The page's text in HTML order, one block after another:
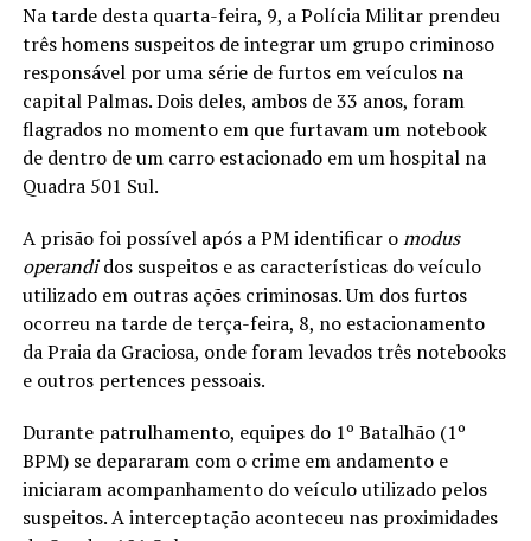
Na tarde desta quarta-feira, 9, a Polícia Militar prendeu
três homens suspeitos de integrar um grupo criminoso
responsável por uma série de furtos em veículos na
capital Palmas. Dois deles, ambos de 33 anos, foram
flagrados no momento em que furtavam um notebook
de dentro de um carro estacionado em um hospital na
Quadra 501 Sul.
A prisão foi possível após a PM identificar omodus
operandidos suspeitos e as características do veículo
utilizado em outras ações criminosas. Um dos furtos
ocorreu na tarde de terça-feira, 8, no estacionamento
da Praia da Graciosa, onde foram levados três notebooks
e outros pertences pessoais.
Durante patrulhamento, equipes do 1º Batalhão (1º
BPM) se depararam com o crime em andamento e
iniciaram acompanhamento do veículo utilizado pelos
suspeitos. A interceptação aconteceu nas proximidades